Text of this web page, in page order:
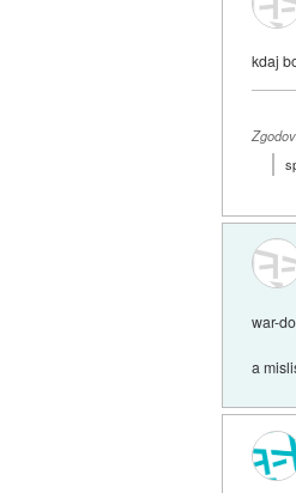
kdaj
war-
a